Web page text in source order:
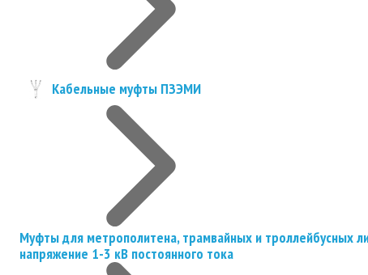
Кабельные муфты ПЗЭМИ
Муфты для метрополитена, трамвайных и троллейбусных
напряжение 1-3 кВ постоянного тока